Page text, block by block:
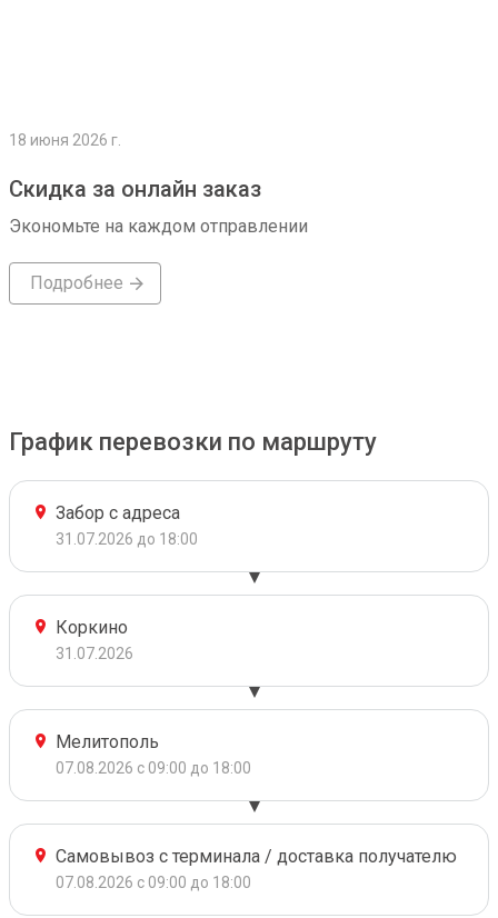
18 июня 2026 г.
Скидка за онлайн заказ
Экономьте на каждом отправлении
Подробнее
График перевозки по маршруту
Забор с адреса
31.07.2026 до 18:00
Коркино
31.07.2026
Мелитополь
07.08.2026 с 09:00 до 18:00
Самовывоз с терминала / доставка получателю
07.08.2026 с 09:00 до 18:00